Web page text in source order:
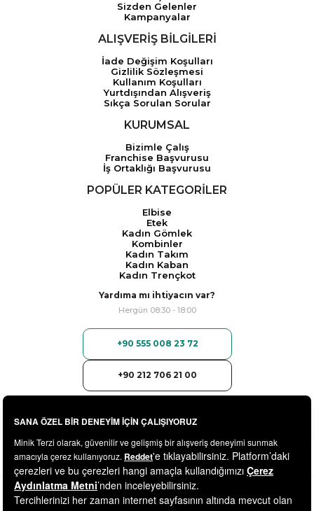
Sizden Gelenler
Kampanyalar
ALIŞVERİŞ BİLGİLERİ
İade Değişim Koşulları
Gizlilik Sözleşmesi
Kullanım Koşulları
Yurtdışından Alışveriş
Sıkça Sorulan Sorular
KURUMSAL
Bizimle Çalış
Franchise Başvurusu
İş Ortaklığı Başvurusu
POPÜLER KATEGORİLER
Elbise
Etek
Kadın Gömlek
Kombinler
Kadın Takım
Kadın Kaban
Kadın Trençkot
Yardıma mı ihtiyacın var?
Hergün 08:30 - 18:00
+90 555 008 23 72
+90 212 706 21 00
© 2025minikterzi.com - Tüm Hakları Saklıdır.